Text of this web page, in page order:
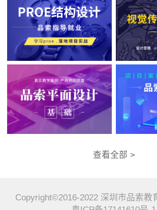
查看全部 >
Copyright©2016-2022 深圳市品索教